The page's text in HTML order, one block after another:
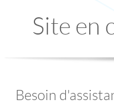
Site en
Besoin